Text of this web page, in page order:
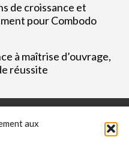
aux
de croissance et
pour Combodo
à maîtrise d’ouvrage,
réussite